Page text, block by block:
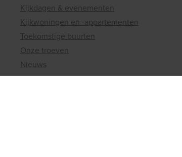
Kijkdagen & evenementen
Kijkwoningen en -appartementen
Toekomstige buurten
Onze troeven
Nieuws